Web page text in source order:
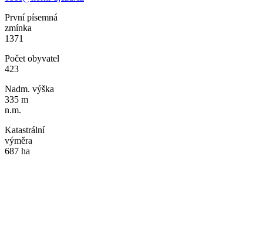
První písemná
zmínka
1371
Počet obyvatel
423
Nadm. výška
335 m
n.m.
Katastrální
výměra
687 ha